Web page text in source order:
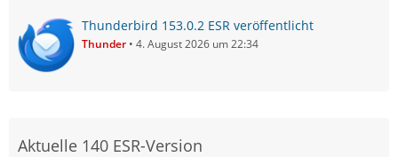
Thunderbird 153.0.2 ESR veröffentlicht
Thunder 4. August 2026 um 22:34
Aktuelle 140 ESR-Version